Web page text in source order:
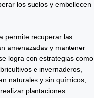
los suelos y embellecen
permite recuperar las
amenazadas y mantener
logra con estrategias como
e invernaderos,
naturales y sin químicos,
plantaciones.